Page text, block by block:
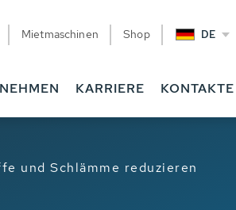
Mietmaschinen Shop DE
KARRIERE KONTAKTE
und Schlämme reduzieren